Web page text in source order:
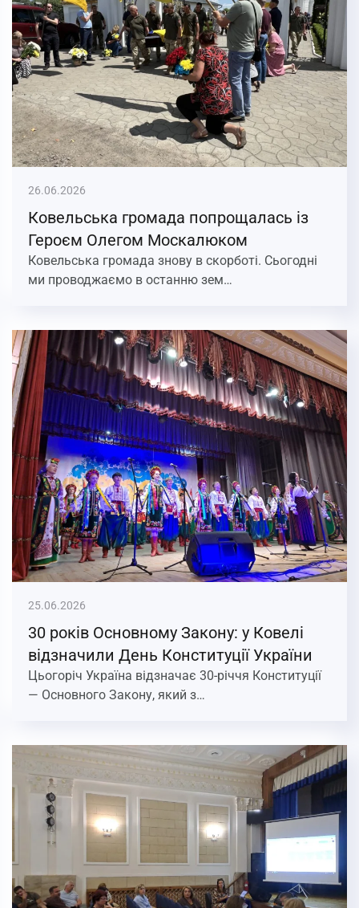
26.06.2026
Ковельська громада попрощалась із
Героєм Олегом Москалюком
Ковельська громада знову в скорботі. Сьогодні
ми проводжаємо в останню зем…
25.06.2026
30 років Основному Закону: у Ковелі
відзначили День Конституції України
Цьогоріч Україна відзначає 30-річчя Конституції
— Основного Закону, який з…